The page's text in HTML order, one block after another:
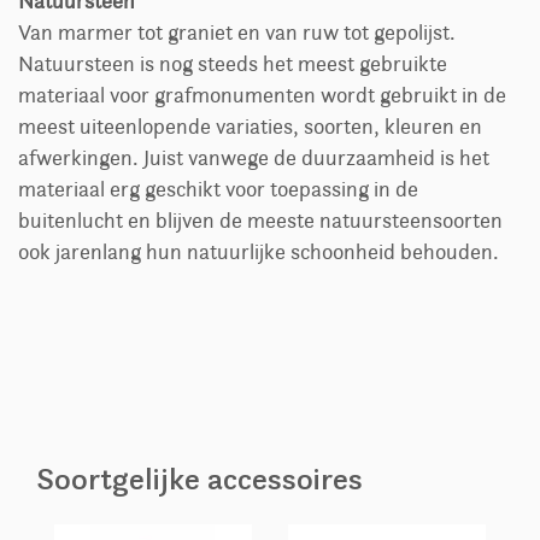
Van marmer tot graniet en van ruw tot gepolijst.
Natuursteen is nog steeds het meest gebruikte
materiaal voor grafmonumenten wordt gebruikt in de
meest uiteenlopende variaties, soorten, kleuren en
afwerkingen. Juist vanwege de duurzaamheid is het
materiaal erg geschikt voor toepassing in de
buitenlucht en blijven de meeste natuursteensoorten
ook jarenlang hun natuurlijke schoonheid behouden.
Soortgelijke accessoires